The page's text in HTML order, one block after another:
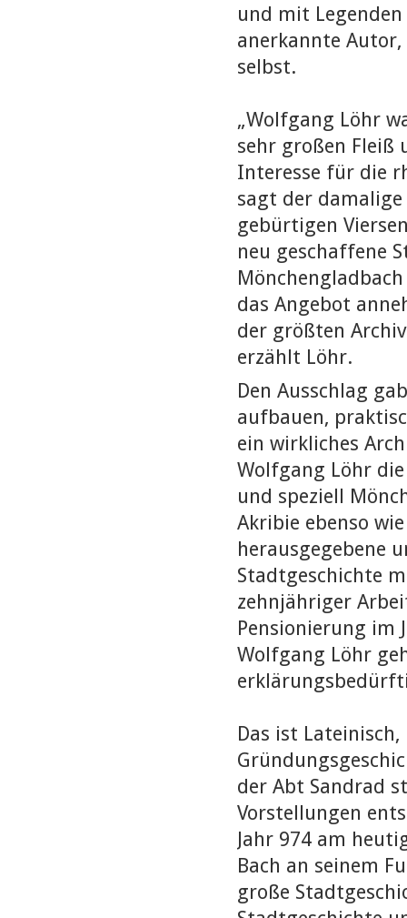
und mit
anerkannte
selbst.
„Wolfgang Löhr
sehr großen Fleiß
Interesse für die
sagt der
gebürtigen
neu geschaffene
das Angebot
der größten
erzählt Löhr.
Den Ausschlag
aufbauen,
ein wirkliches
Wolfgang Löhr
und speziell
Akribie ebenso
herausgegebene
Stadtgeschichte
zehnjähriger
Pensionierung im
Wolfgang Löhr
Das ist
der Abt Sandrad
Vorstellungen
Jahr 974 am
Bach an seinem
große